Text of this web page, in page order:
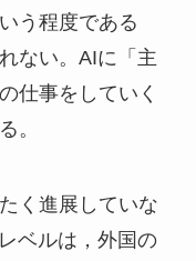
う程度である
ない。AIに「主
仕事をしていく
。
く進展していな
ベルは，外国の